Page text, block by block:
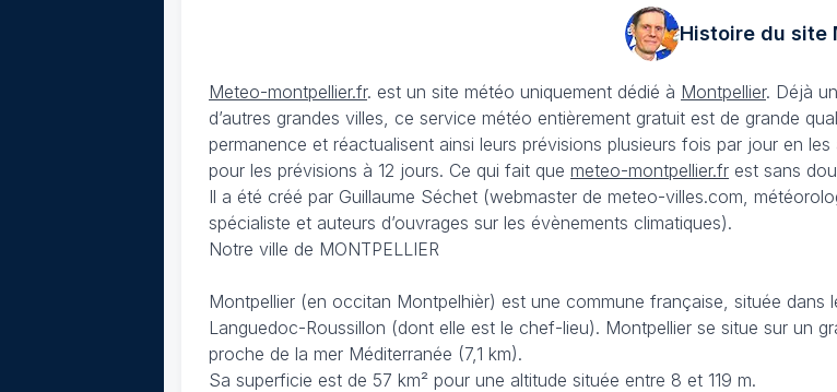
Histoire du site
Meteo-montpellier.fr. est un site météo uniquement dédié à Montpellier. Déjà
d’autres grandes villes, ce service météo entièrement gratuit est de grande
permanence et réactualisent ainsi leurs prévisions plusieurs fois par jour en
pour les prévisions à 12 jours. Ce qui fait que meteo-montpellier.fr est sans
Il a été créé par Guillaume Séchet (webmaster de meteo-villes.com,
spécialiste et auteurs d’ouvrages sur les évènements climatiques).
Notre ville de MONTPELLIER
Montpellier (en occitan Montpelhièr) est une commune française, située
Languedoc-Roussillon (dont elle est le chef-lieu). Montpellier se situe sur un
proche de la mer Méditerranée (7,1 km).
Sa superficie est de 57 km² pour une altitude située entre 8 et 119 m.